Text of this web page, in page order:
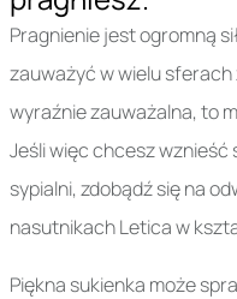
Pragnienie jest ogromną
zauważyć w wielu
wyraźnie zauważalna, to
Jeśli więc chcesz wznieść
sypialni, zdobądź się na
nasutnikach Letica w
Piękna sukienka może